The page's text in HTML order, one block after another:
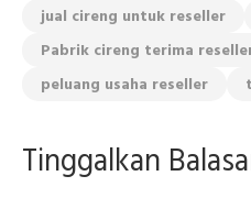
jual cireng untuk reseller
Pabrik cireng terima
peluang usaha reseller
Tinggalkan